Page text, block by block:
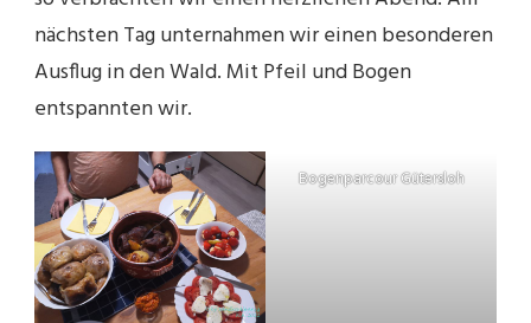
nächsten Tag unternahmen wir einen besonderen
Ausflug in den Wald. Mit Pfeil und Bogen
entspannten wir.
Bogenparcour Gütersloh